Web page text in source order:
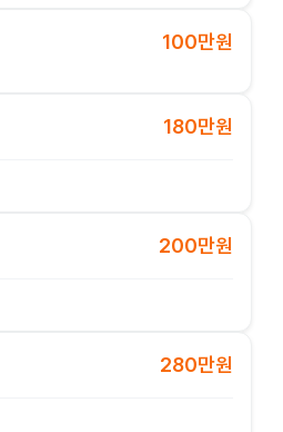
100만원
180만원
200만원
280만원